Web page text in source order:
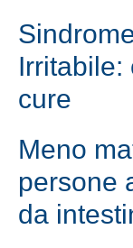
Irritabile:
cure
Meno
persone
da